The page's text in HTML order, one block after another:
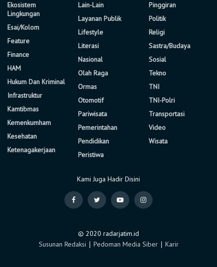
Ekosistem
Lingkungan
Esai/Kolom
Feature
Finance
HAM
Hukum Dan Kriminal
Infrastruktur
Kamtibmas
Kemenkumham
Kesehatan
Ketenagakerjaan
Lain-Lain
Layanan Publik
Lifestyle
Literasi
Nasional
Olah Raga
Ormas
Otomotif
Pariwisata
Pemerintahan
Pendidikan
Peristiwa
Pinggiran
Politik
Religi
Sastra/Budaya
Sosial
Tekno
TNI
TNI-Polri
Transportasi
Video
Wisata
Kami Juga Hadir Disini
© 2020 radarjatim.id
Susunan Redaksi ∣ Pedoman Media Siber∣ Karir